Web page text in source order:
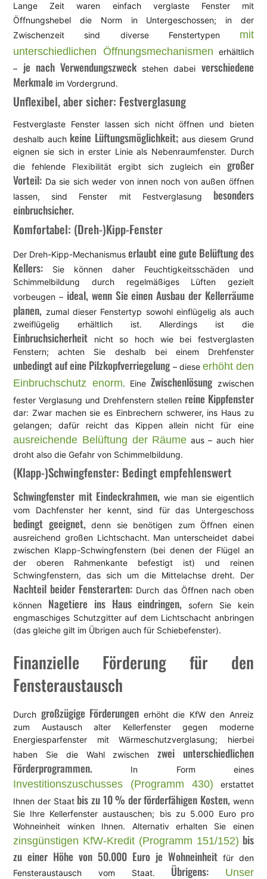
Lange Zeit waren einfach verglaste Fenster mit
Öffnungshebel die Norm in Untergeschossen; in der
Zwischenzeit sind diverse Fenstertypen mit
unterschiedlichen Öffnungsmechanismen erhältlich
– je nach Verwendungszweck stehen dabei verschiedene
Merkmale im Vordergrund.
Unflexibel, aber sicher: Festverglasung
Festverglaste Fenster lassen sich nicht öffnen und bieten
deshalb auch keine Lüftungsmöglichkeit; aus diesem Grund
eignen sie sich in erster Linie als Nebenraumfenster. Durch
die fehlende Flexibilität ergibt sich zugleich eingroßer
Vorteil: Da sie sich weder von innen noch von außen öffnen
lassen, sind Fenster mit Festverglasung besonders
einbruchsicher.
Komfortabel: (Dreh-)Kipp-Fenster
Der Dreh-Kipp-Mechanismuserlaubt eine gute Belüftung des
Kellers: Sie können daher Feuchtigkeitsschäden und
Schimmelbildung durch regelmäßiges Lüften gezielt
vorbeugen – ideal, wenn Sie einen Ausbau der Kellerräume
planen, zumal dieser Fenstertyp sowohl einflügelig als auch
zweiflügelig erhältlich ist. Allerdings ist die
Einbruchsicherheit nicht so hoch wie bei festverglasten
Fenstern; achten Sie deshalb bei einem Drehfenster
unbedingt auf eine Pilzkopfverriegelung– diese erhöht den
Einbruchschutz enorm. EineZwischenlösungzwischen
fester Verglasung und Drehfenstern stellen reine Kippfenster
dar: Zwar machen sie es Einbrechern schwerer, ins Haus zu
gelangen; dafür reicht das Kippen allein nicht für eine
ausreichende Belüftung der Räume aus – auch hier
droht also die Gefahr von Schimmelbildung.
(Klapp-)Schwingfenster: Bedingt empfehlenswert
Schwingfenster mit Eindeckrahmen, wie man sie eigentlich
vom Dachfenster her kennt, sind für das Untergeschoss
bedingt geeignet, denn sie benötigen zum Öffnen einen
ausreichend großen Lichtschacht. Man unterscheidet dabei
zwischen Klapp-Schwingfenstern (bei denen der Flügel an
der oberen Rahmenkante befestigt ist) und reinen
Schwingfenstern, das sich um die Mittelachse dreht. Der
Nachteil beider Fensterarten: Durch das Öffnen nach oben
können Nagetiere ins Haus eindringen, sofern Sie kein
engmaschiges Schutzgitter auf dem Lichtschacht anbringen
(das gleiche gilt im Übrigen auch für Schiebefenster).
Finanzielle Förderung für den
Fensteraustausch
Durch großzügige Förderungen erhöht die KfW den Anreiz
zum Austausch alter Kellerfenster gegen moderne
Energiesparfenster mit Wärmeschutzverglasung; hierbei
haben Sie die Wahl zwischen zwei unterschiedlichen
Förderprogrammen. In Form eines
Investitionszuschusses (Programm 430) erstattet
Ihnen der Staat bis zu 10 % der förderfähigen Kosten, wenn
Sie Ihre Kellerfenster austauschen; bis zu 5.000 Euro pro
Wohneinheit winken Ihnen. Alternativ erhalten Sie einen
zinsgünstigen KfW-Kredit (Programm 151/152) bis
zu einer Höhe von 50.000 Euro je Wohneinheitfür den
Fensteraustausch vom Staat. Übrigens: Unser